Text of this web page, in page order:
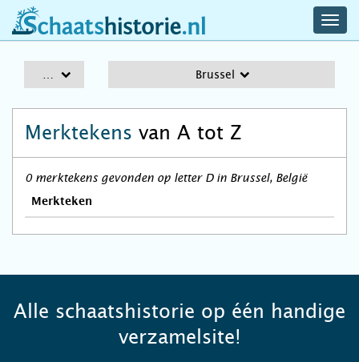
schaatshistorie.nl
Brussel
Merktekens van A tot Z
0 merktekens gevonden op letter D in Brussel, België
Merkteken
Alle schaatshistorie op één handige
verzamelsite!